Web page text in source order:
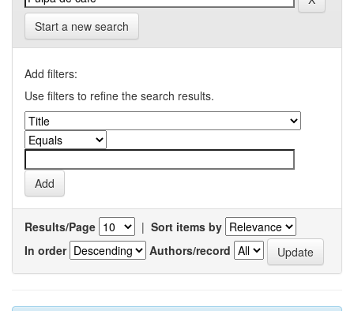
Start a new search
Add filters:
Use filters to refine the search results.
Results/Page | Sort items by
In order
Authors/record